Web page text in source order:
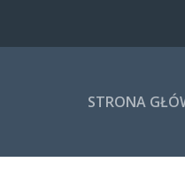
STRONA